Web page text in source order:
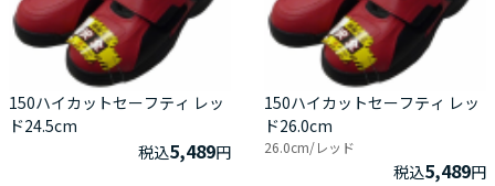
150ハイカットセーフティ レッ
ド24.5cm
税込5,489円
150ハイカットセーフティ レッ
ド26.0cm
26.0cm/レッド
税込5,489円